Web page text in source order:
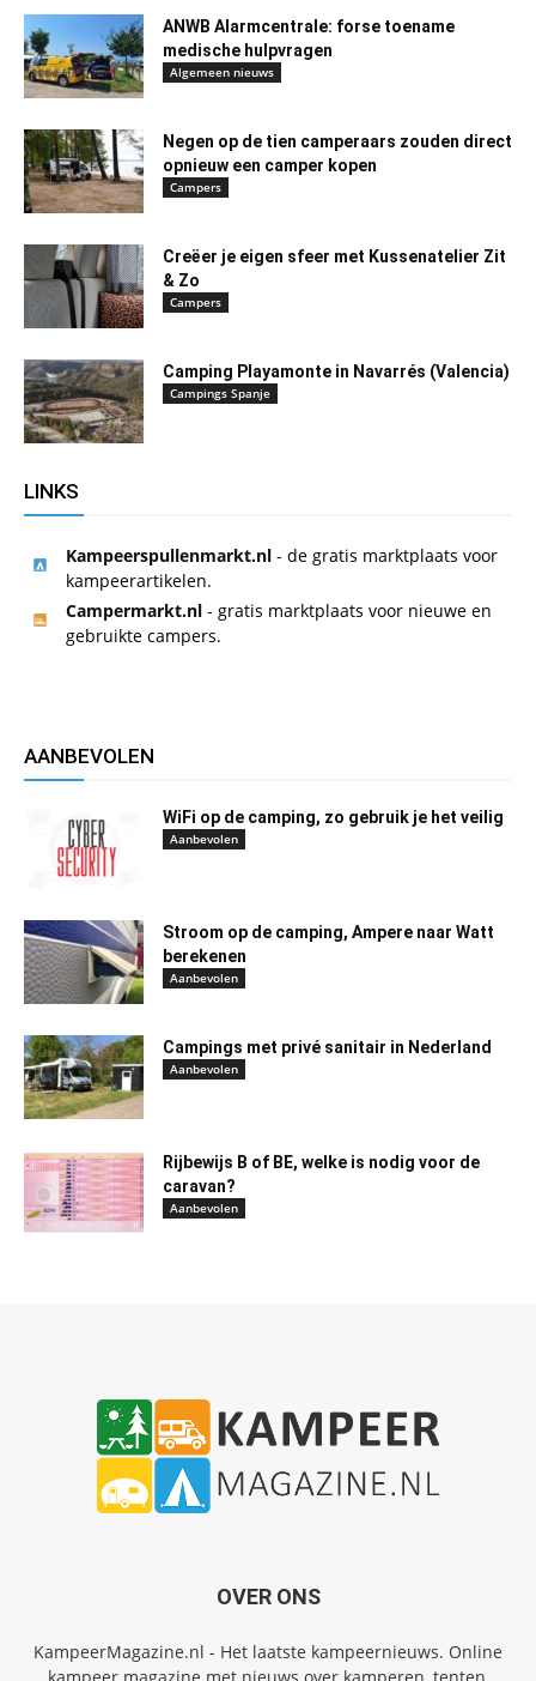
ANWB Alarmcentrale: forse toename
medische hulpvragen
Algemeen nieuws
Negen op de tien camperaars zouden direct
opnieuw een camper kopen
Campers
Creëer je eigen sfeer met Kussenatelier Zit
& Zo
Campers
Camping Playamonte in Navarrés (Valencia)
Campings Spanje
LINKS
Kampeerspullenmarkt.nl - de gratis marktplaats voor
kampeerartikelen.
Campermarkt.nl - gratis marktplaats voor nieuwe en
gebruikte campers.
AANBEVOLEN
WiFi op de camping, zo gebruik je het veilig
Aanbevolen
Stroom op de camping, Ampere naar Watt
berekenen
Aanbevolen
Campings met privé sanitair in Nederland
Aanbevolen
Rijbewijs B of BE, welke is nodig voor de
caravan?
Aanbevolen
OVER ONS
KampeerMagazine.nl - Het laatste kampeernieuws. Online